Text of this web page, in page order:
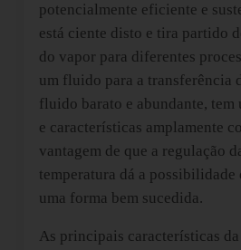
potencialmente eficiente e
está ciente disto e tira partido
do vapor para diferentes
um fluido para a transferência
fluido barato e abundante, tem
e características amplamente
vantagem de que a regulação
temperatura dá a possibilidade
uma forma bem sucedida.
As principais características